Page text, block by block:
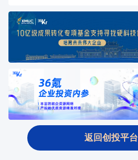
返回创投平台